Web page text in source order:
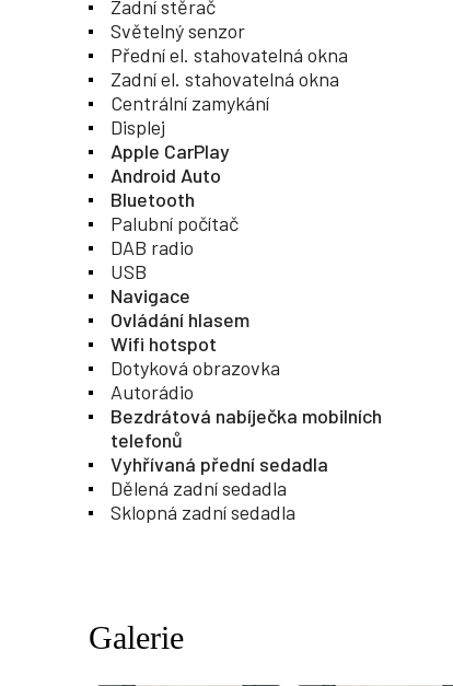
Zadní stěrač
Světelný senzor
Přední el. stahovatelná okna
Zadní el. stahovatelná okna
Centrální zamykání
Displej
Apple CarPlay
Android Auto
Bluetooth
Palubní počítač
DAB radio
USB
Navigace
Ovládání hlasem
Wifi hotspot
Dotyková obrazovka
Autorádio
Bezdrátová nabíječka mobilních
telefonů
Vyhřívaná přední sedadla
Dělená zadní sedadla
Sklopná zadní sedadla
Galerie